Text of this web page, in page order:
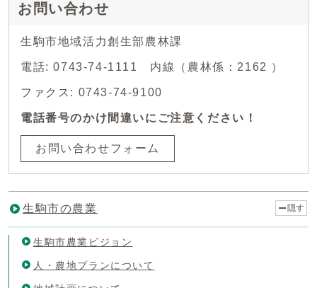
お問い合わせ
生駒市地域活力創生部農林課
電話: 0743-74-1111 内線（農林係：2162 ）
ファクス: 0743-74-9100
電話番号のかけ間違いにご注意ください！
お問い合わせフォーム
生駒市の農業 隠す
生駒市農業ビジョン
人・農地プランについて